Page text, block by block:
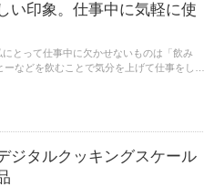
い印象。仕事中に気軽に使
などを飲むことで気分を上げて仕事をした
ジタルクッキングスケール